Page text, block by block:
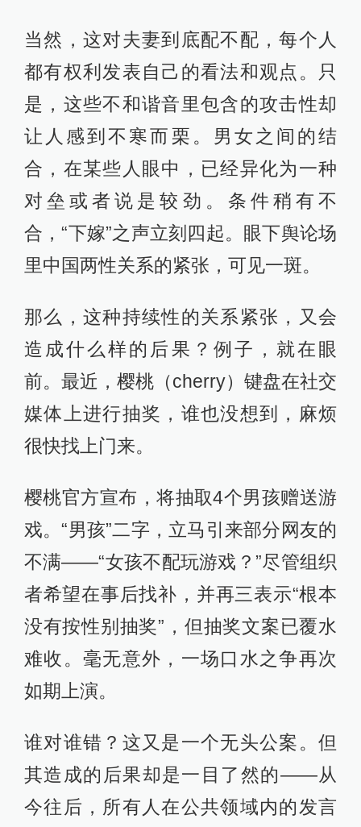
当然，这对夫妻到底配不配，每个人
都有权利发表自己的看法和观点。只
是，这些不和谐音里包含的攻击性却
让人感到不寒而栗。男女之间的结
合，在某些人眼中，已经异化为一种
对垒或者说是较劲。条件稍有不
合，“下嫁”之声立刻四起。眼下舆论场
里中国两性关系的紧张，可见一斑。
那么，这种持续性的关系紧张，又会
造成什么样的后果？例子，就在眼
前。最近，樱桃（cherry）键盘在社交
媒体上进行抽奖，谁也没想到，麻烦
很快找上门来。
樱桃官方宣布，将抽取4个男孩赠送游
戏。“男孩”二字，立马引来部分网友的
不满——“女孩不配玩游戏？”尽管组织
者希望在事后找补，并再三表示“根本
没有按性别抽奖”，但抽奖文案已覆水
难收。毫无意外，一场口水之争再次
如期上演。
谁对谁错？这又是一个无头公案。但
其造成的后果却是一目了然的——从
今往后，所有人在公共领域内的发言